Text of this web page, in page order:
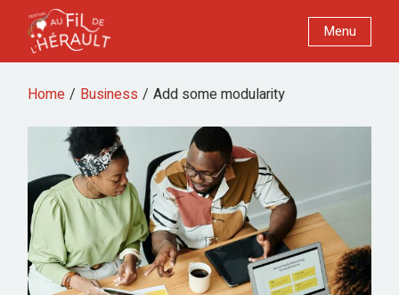
Menu
Home Business Add some modularity